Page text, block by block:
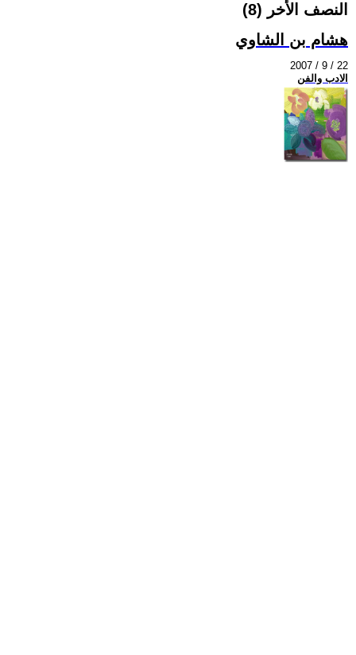
النصف الأخر (8)
هشام بن الشاوي
2007 / 9 / 22
الادب والفن